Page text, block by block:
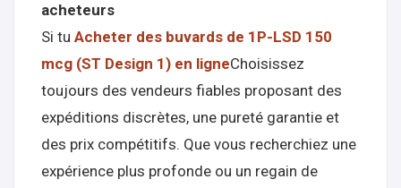
acheteurs
Si tu Acheter des buvards de 1P-LSD 150
mcg (ST Design 1) en ligneChoisissez
toujours des vendeurs fiables proposant des
expéditions discrètes, une pureté garantie et
des prix compétitifs. Que vous recherchiez une
expérience plus profonde ou un regain de